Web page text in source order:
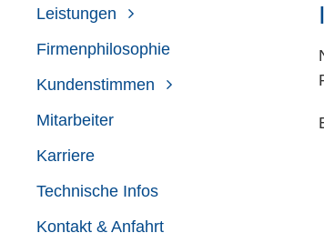
Leistungen
Firmenphilosophie
Kundenstimmen
Mitarbeiter
Karriere
Technische Infos
Kontakt & Anfahrt